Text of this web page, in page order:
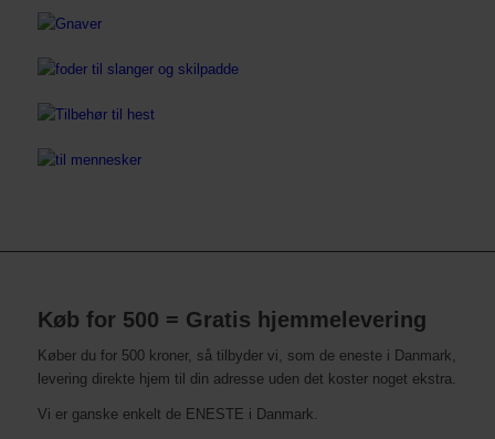
Køb for 500 = Gratis hjemmelevering
Køber du for 500 kroner, så tilbyder vi, som de eneste i Danmark,
levering direkte hjem til din adresse uden det koster noget ekstra.
Vi er ganske enkelt de ENESTE i Danmark.